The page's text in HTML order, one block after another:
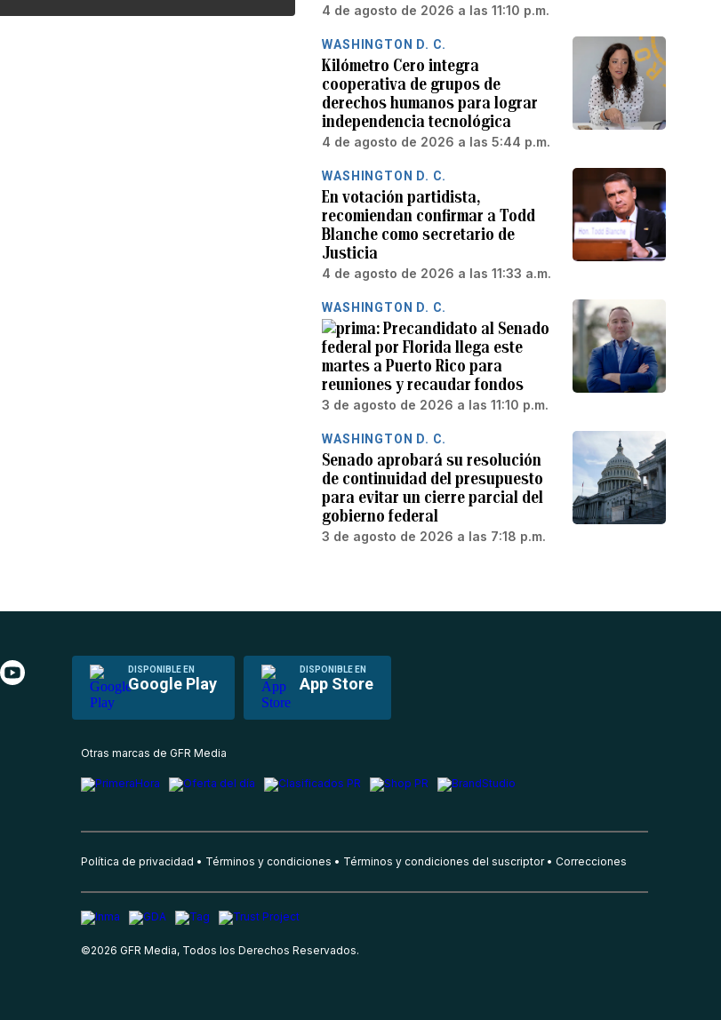
4 de agosto de 2026 a las 11:10 p.m.
WASHINGTON D. C.
Kilómetro Cero integra
cooperativa de grupos de
derechos humanos para lograr
independencia tecnológica
4 de agosto de 2026 a las 5:44 p.m.
WASHINGTON D. C.
En votación partidista,
recomiendan confirmar a Todd
Blanche como secretario de
Justicia
4 de agosto de 2026 a las 11:33 a.m.
WASHINGTON D. C.
Precandidato al Senado
federal por Florida llega este
martes a Puerto Rico para
reuniones y recaudar fondos
3 de agosto de 2026 a las 11:10 p.m.
WASHINGTON D. C.
Senado aprobará su resolución
de continuidad del presupuesto
para evitar un cierre parcial del
gobierno federal
3 de agosto de 2026 a las 7:18 p.m.
DISPONIBLE EN
Google Play
DISPONIBLE EN
App Store
Otras marcas de GFR Media
Política de privacidad Términos y condiciones Términos y condiciones del suscriptor Correcciones
©2026 GFR Media, Todos los Derechos Reservados.